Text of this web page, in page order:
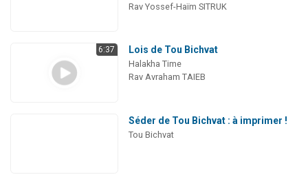
Rav Yossef-Haïm SITRUK
6:37 Lois de Tou Bichvat
Halakha Time
Rav Avraham TAIEB
Séder de Tou Bichvat : à imprimer !
Tou Bichvat